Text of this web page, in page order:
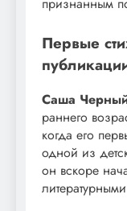
Первые
Саша
раннего
когда его
одной из
он вскоре